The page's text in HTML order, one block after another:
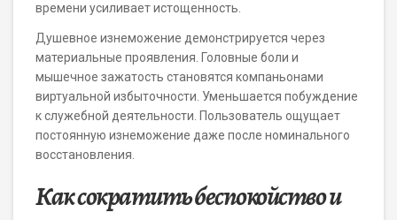
времени усиливает истощенность.
Душевное изнеможение демонстрируется через
материальные проявления. Головные боли и
мышечное зажатость становятся компаньонами
виртуальной избыточности. Уменьшается побуждение
к служебной деятельности. Пользователь ощущает
постоянную изнеможение даже после номинального
восстановления.
Как сократить беспокойство и